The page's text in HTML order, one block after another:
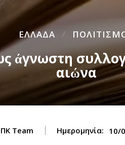
ΕΛΛΑΔΑ
άγνωστη
αιώνα
ΠΚ Team Ημερομηνία: 10/